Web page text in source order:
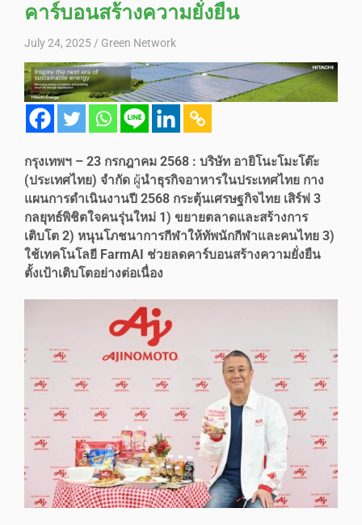
คาร์บอนสร้างความยั่งยืน
July 24, 2025 Green Network
กรุงเทพฯ – 23 กรกฎาคม 2568 : บริษัท อายิโนะโมะโต๊ะ
(ประเทศไทย) จำกัด ผู้นำธุรกิจอาหารในประเทศไทย กาง
แผนการดำเนินงานปี 2568 กระตุ้นเศรษฐกิจไทย เสิร์ฟ 3
กลยุทธ์พิชิตใจคนรุ่นใหม่ 1) ขยายตลาดและสร้างการ
เติบโต 2) หนุนโภชนาการกีฬาให้ทัพนักกีฬาและคนไทย 3)
ใช้เทคโนโลยี FarmAI ช่วยลดคาร์บอนสร้างความยั่งยืน
ตั้งเป้าเติบโตอย่างต่อเนื่อง